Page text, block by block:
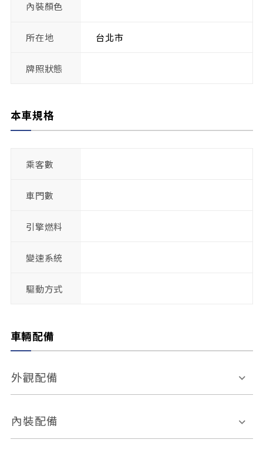
內裝顏色
所在地 台北市
牌照狀態
本車規格
乘客數
車門數
引擎燃料
變速系統
驅動方式
車輛配備
外觀配備
電動天窗
內裝配備